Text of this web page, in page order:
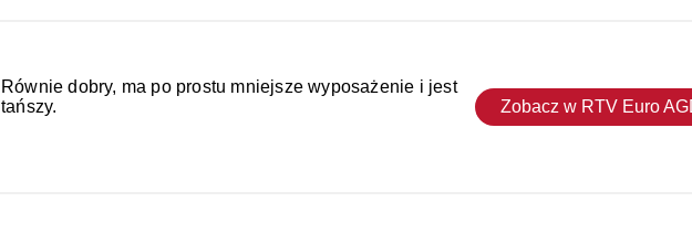
Równie dobry, ma po prostu mniejsze wyposażenie i jest
tańszy.
Zobacz w RTV Euro